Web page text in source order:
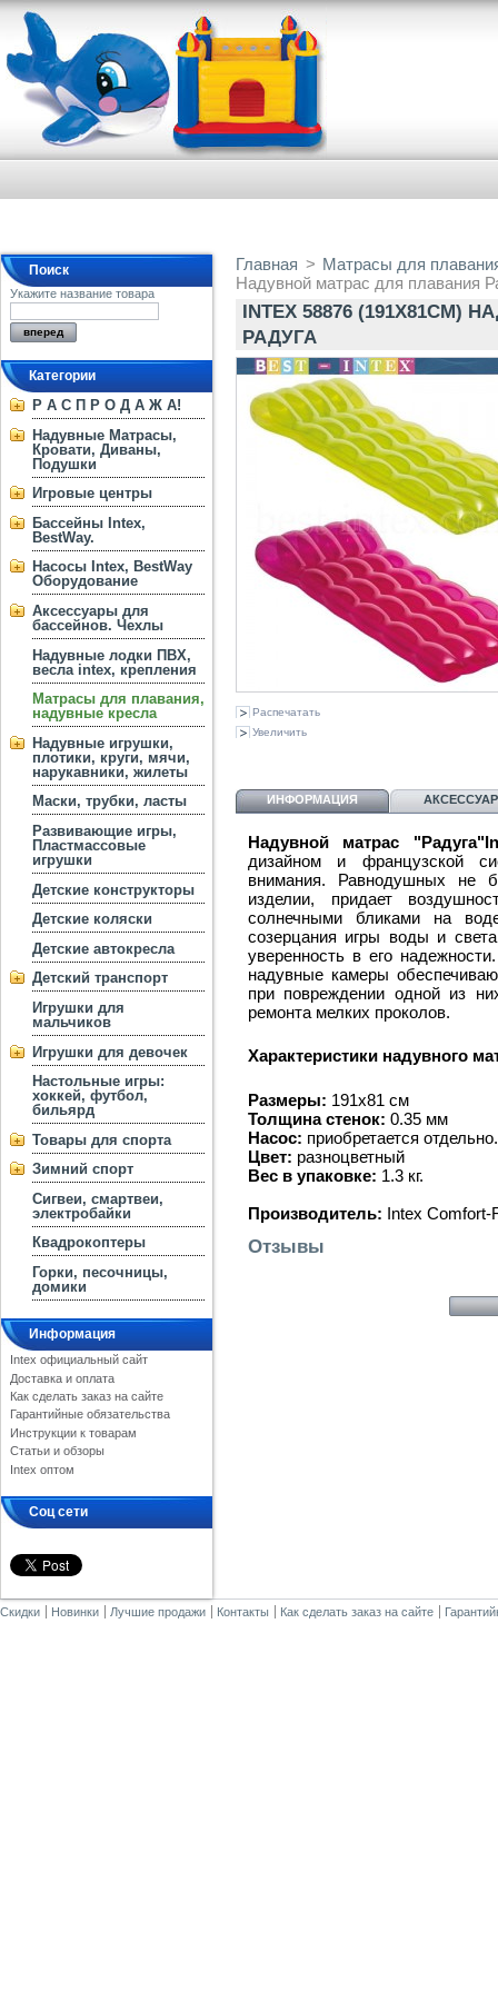
Поиск
Укажите название товара
Категории
Р А С П Р О Д А Ж А!
Надувные Матрасы,
Кровати, Диваны,
Подушки
Игровые центры
Бассейны Intex,
BestWay.
Насосы Intex, BestWay
Оборудование
Аксессуары для
бассейнов. Чехлы
Надувные лодки ПВХ,
весла intex, крепления
Матрасы для плавания,
надувные кресла
Надувные игрушки,
плотики, круги, мячи,
нарукавники, жилеты
Маски, трубки, ласты
Развивающие игры,
Пластмассовые
игрушки
Детские конструкторы
Детские коляски
Детские автокресла
Детский транспорт
Игрушки для
мальчиков
Игрушки для девочек
Настольные игры:
хоккей, футбол,
бильярд
Товары для спорта
Зимний спорт
Сигвеи, смартвеи,
электробайки
Квадрокоптеры
Горки, песочницы,
домики
Информация
Intex официальный сайт
Доставка и оплата
Как сделать заказ на сайте
Гарантийные обязательства
Инструкции к товарам
Статьи и обзоры
Intex оптом
Соц сети
Главная > Матрасы для
Надувной матрас для плавания
INTEX 58876
РАДУГА
Распечатать
Увеличить
ИНФОРМАЦИЯ
Надувной матрас
дизайном и французской
внимания. Равнодушных не
изделии, придает
солнечными бликами на
созерцания игры воды и
уверенность в его
надувные камеры
при повреждении одной из
ремонта мелких проколов.
Характеристики надувного
Размеры: 191х81 см
Толщина стенок: 0.35 мм
Насос: приобретается отдельно.
Цвет: разноцветный
Вес в упаковке: 1.3 кг.
Производитель: Intex Comfort-
Отзывы
Скидки Новинки Лучшие продажи Контакты Как сделать заказ на сайте